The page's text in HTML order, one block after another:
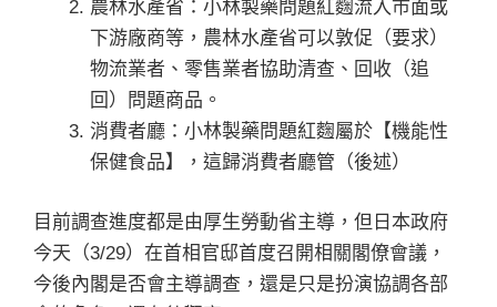
農林水產省：小林製藥問題紅麴流入市面或
下游廠商等，農林水產省可以敦促（要求）
物流業者、零售業者協助清查、回收（追
回）問題商品。
消費者廳：小林製藥問題紅麴屬於【機能性
保健食品】，這歸消費者廳管（後述）
目前調查進度都是由厚生勞動省主導，但日本政府
今天（3/29）在首相官邸首度召開相關閣僚會議，
今後內閣是否會主導調查，還是只是扮演協調各部